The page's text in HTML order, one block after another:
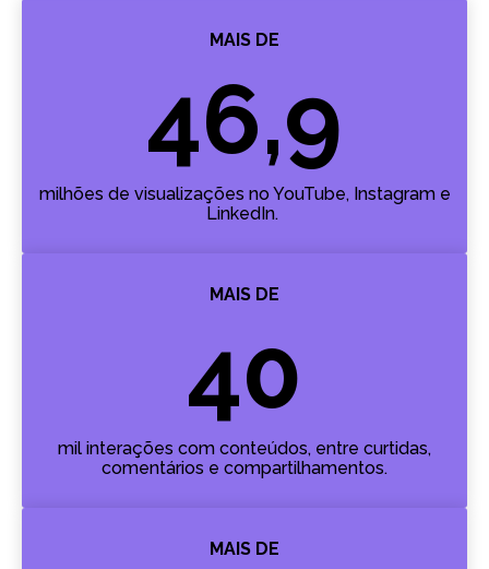
MAIS DE
46,9
milhões de visualizações no YouTube, Instagram e
LinkedIn.
MAIS DE
40
mil interações com conteúdos, entre curtidas,
comentários e compartilhamentos.
MAIS DE